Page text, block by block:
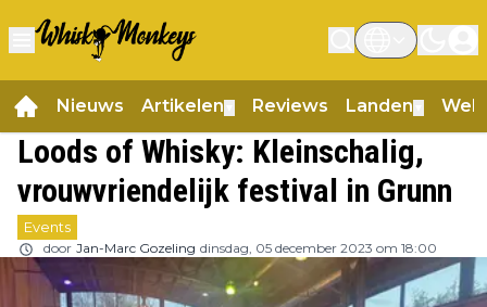
Nieuws Artikelen Reviews Landen
Loods of Whisky: Kleinschalig,
vrouwvriendelijk festival in Grunn
Events
door Jan-Marc Gozeling dinsdag, 05 december 2023 om 18:00